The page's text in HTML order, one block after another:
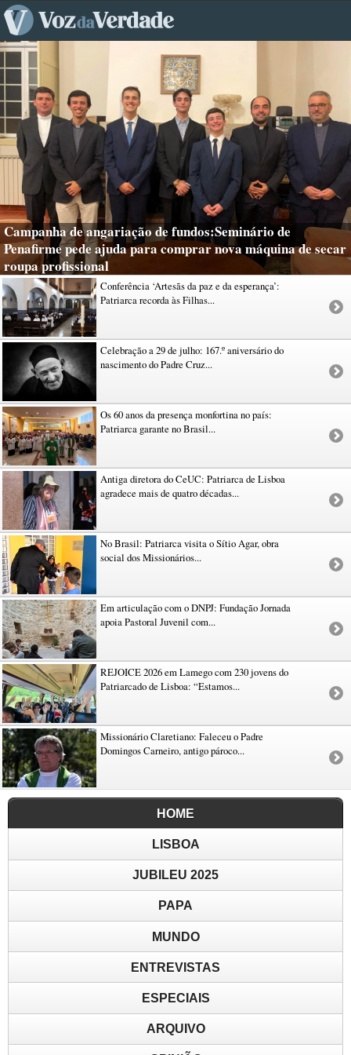
Campanha de angariação de fundos:Seminário de
Penafirme pede ajuda para comprar nova máquina de secar
roupa profissional
Conferência ‘Artesãs da paz e da esperança’:
Patriarca recorda às Filhas...
Celebração a 29 de julho: 167.º aniversário do
nascimento do Padre Cruz...
Os 60 anos da presença monfortina no país:
Patriarca garante no Brasil...
Antiga diretora do CeUC: Patriarca de Lisboa
agradece mais de quatro décadas...
No Brasil: Patriarca visita o Sítio Agar, obra
social dos Missionários...
Em articulação com o DNPJ: Fundação Jornada
apoia Pastoral Juvenil com...
REJOICE 2026 em Lamego com 230 jovens do
Patriarcado de Lisboa: “Estamos...
Missionário Claretiano: Faleceu o Padre
Domingos Carneiro, antigo pároco...
HOME
LISBOA
JUBILEU 2025
PAPA
MUNDO
ENTREVISTAS
ESPECIAIS
ARQUIVO